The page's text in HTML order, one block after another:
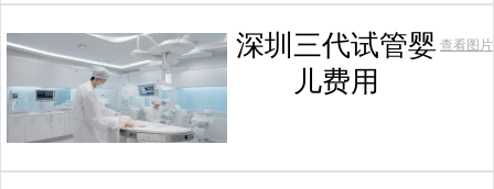
深圳三代试管婴
儿费用
查看图片